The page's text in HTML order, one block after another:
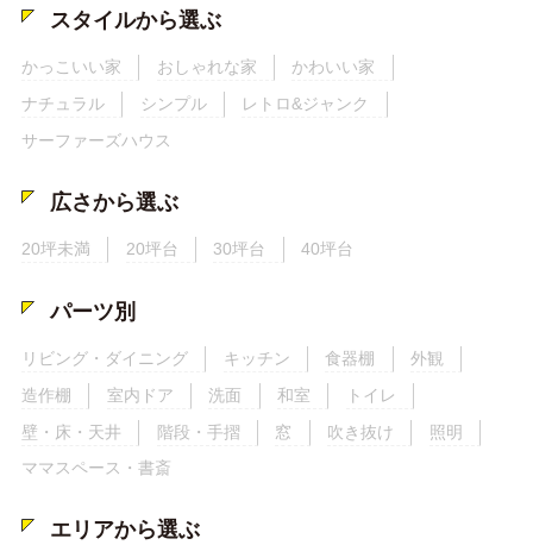
スタイルから選ぶ
かっこいい家 おしゃれな家
かわいい家
ナチュラル
シンプル
レトロ&ジャンク
サーファーズハウス
広さから選ぶ
20坪未満 20坪台 30坪台 40坪台
パーツ別
リビング・ダイニング キッチン 食器棚
外観
造作棚
室内ドア 洗面 和室
トイレ
壁・床・天井
階段・手摺 窓 吹き抜け
照明
ママスペース・書斎
エリアから選ぶ